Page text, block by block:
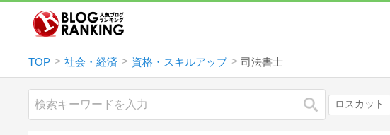
TOP 社会・経済 資格・スキルアップ 司法書士
検索 ロスカット